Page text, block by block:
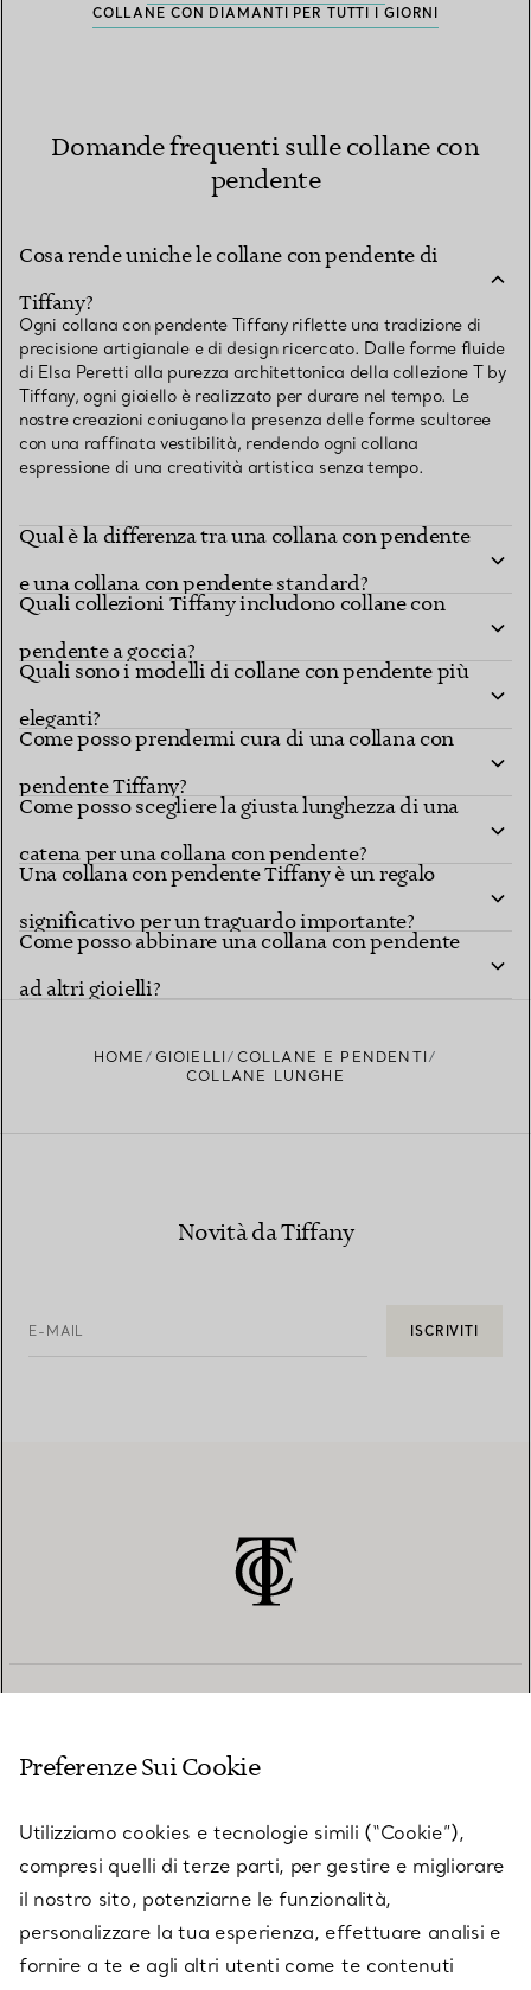
COLLANE CON DIAMANTI PER TUTTI I GIORNI
Domande frequenti sulle collane con
pendente
Cosa rende uniche le collane con pendente di
Tiffany?
Ogni collana con pendente Tiffany riflette una tradizione di
precisione artigianale e di design ricercato. Dalle forme fluide
di Elsa Peretti alla purezza architettonica della collezione T by
Tiffany, ogni gioiello è realizzato per durare nel tempo. Le
nostre creazioni coniugano la presenza delle forme scultoree
con una raffinata vestibilità, rendendo ogni collana
espressione di una creatività artistica senza tempo.
Qual è la differenza tra una collana con pendente
e una collana con pendente standard?
Quali collezioni Tiffany includono collane con
pendente a goccia?
Quali sono i modelli di collane con pendente più
eleganti?
Come posso prendermi cura di una collana con
pendente Tiffany?
Come posso scegliere la giusta lunghezza di una
catena per una collana con pendente?
Una collana con pendente Tiffany è un regalo
significativo per un traguardo importante?
Come posso abbinare una collana con pendente
ad altri gioielli?
HOME GIOIELLI
COLLANE E PENDENTI
COLLANE LUNGHE
Novità da Tiffany
E-MAIL ISCRIVITI
SU TIFFANY & CO.
Preferenze Sui Cookie
Utilizziamo cookies e tecnologie simili (“Cookie”),
compresi quelli di terze parti, per gestire e migliorare
il nostro sito, potenziarne le funzionalità,
personalizzare la tua esperienza, effettuare analisi e
fornire a te e agli altri utenti come te contenuti